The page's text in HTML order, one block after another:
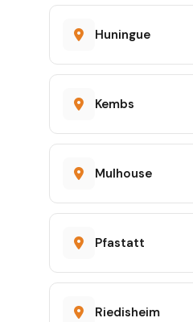
Huningue
Kembs
Mulhouse
Pfastatt
Riedisheim